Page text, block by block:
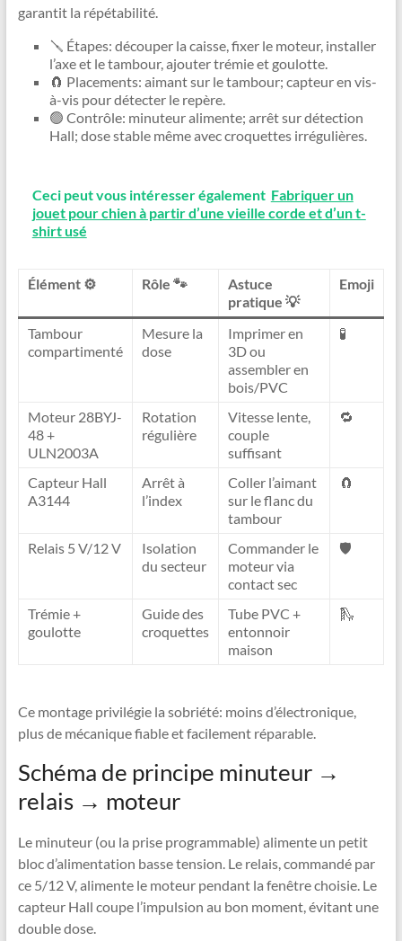
garantit la répétabilité.
🪛 Étapes: découper la caisse, fixer le moteur, installer
l’axe et le tambour, ajouter trémie et goulotte.
🧲 Placements: aimant sur le tambour; capteur en vis-
à-vis pour détecter le repère.
🟢 Contrôle: minuteur alimente; arrêt sur détection
Hall; dose stable même avec croquettes irrégulières.
Ceci peut vous intéresser également Fabriquer un
jouet pour chien à partir d’une vieille corde et d’un t-
shirt usé
Élément ⚙️ Rôle 🐾
Astuce
pratique 💡
Emoji
Tambour
compartimenté
Mesure la
dose
Imprimer en
3D ou
assembler en
bois/PVC
🧪
Moteur 28BYJ-
48 +
ULN2003A
Rotation
régulière
Vitesse lente,
couple
suffisant
🔁
Capteur Hall
A3144
Arrêt à
l’index
Coller l’aimant
sur le flanc du
tambour
🧲
Relais 5 V/12 V
Isolation
du secteur
Commander le
moteur via
contact sec
🛡️
Trémie +
goulotte
Guide des
croquettes
Tube PVC +
entonnoir
maison
🛝
Ce montage privilégie la sobriété: moins d’électronique,
plus de mécanique fiable et facilement réparable.
Schéma de principe minuteur →
relais → moteur
Le minuteur (ou la prise programmable) alimente un petit
bloc d’alimentation basse tension. Le relais, commandé par
ce 5/12 V, alimente le moteur pendant la fenêtre choisie. Le
capteur Hall coupe l’impulsion au bon moment, évitant une
double dose.